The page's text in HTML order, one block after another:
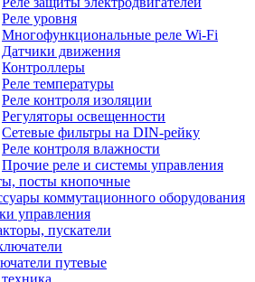
Реле уровня
Многофункциональные реле Wi-Fi
Датчики движения
Контроллеры
Реле температуры
Реле контроля изоляции
Регуляторы освещенности
Сетевые фильтры на DIN-рейку
Реле контроля влажности
Прочие реле и системы управления
посты кнопочные
коммутационного оборудования
управления
пускатели
путевые